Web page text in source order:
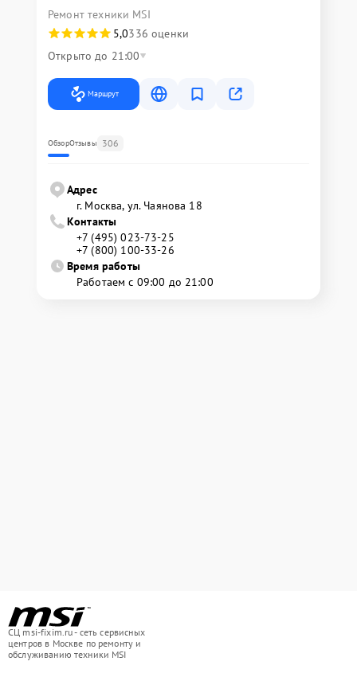
Ремонт техники MSI
5,0336 оценки
Открыто до 21:00
Маршрут
ОбзорОтзывы 306
Адрес
г. Москва, ул. Чаянова 18
Контакты
+7 (495) 023-73-25
+7 (800) 100-33-26
Время работы
Работаем с 09:00 до 21:00
СЦ msi-fixim.ru - сеть сервисных
центров в Москве по ремонту и
обслуживанию техники MSI